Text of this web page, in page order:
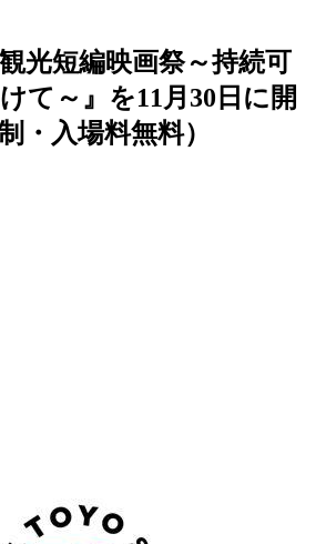
光短編映画祭～持続可
て～』を11月30日に開
・入場料無料）